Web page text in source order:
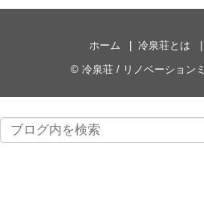
ホーム 冷泉荘とは
© 冷泉荘 / リノベーション